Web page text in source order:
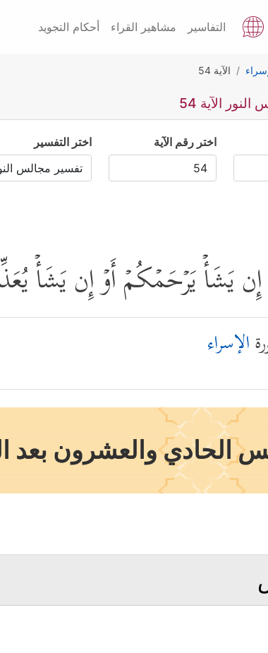
التفاسير مشاهير القراء أحكام التجويد
الآية 54
الآية 54
اختر رقم الآية اختر التفسير
یَشَأۡ یَرۡحَمۡكُمۡ أَوۡ إِن یَشَأۡ
الإسراء
الحادي والعشرون بعد